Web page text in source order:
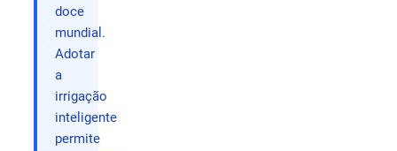
doce
mundial.
Adotar
a
irrigação
inteligente
permite